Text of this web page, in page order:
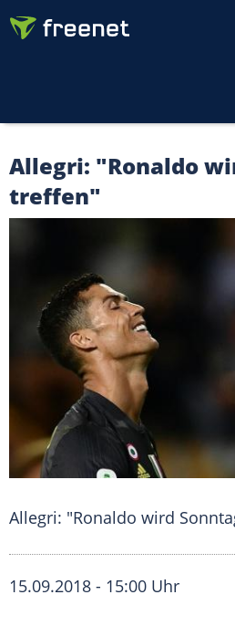
Allegri: "Ronaldo
treffen"
Allegri: "Ronaldo wird
15.09.2018 - 15:00 Uhr